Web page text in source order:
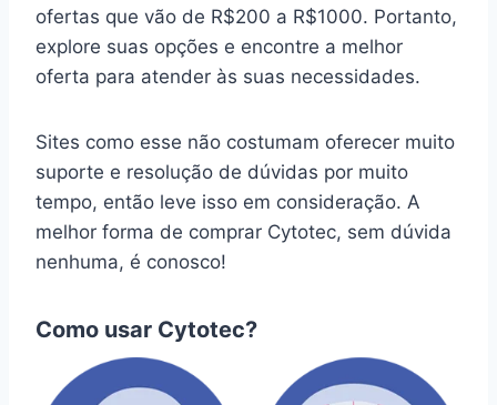
ofertas que vão de R$200 a R$1000. Portanto,
explore suas opções e encontre a melhor
oferta para atender às suas necessidades.
Sites como esse não costumam oferecer muito
suporte e resolução de dúvidas por muito
tempo, então leve isso em consideração. A
melhor forma de comprar Cytotec, sem dúvida
nenhuma, é conosco!
Como usar Cytotec?